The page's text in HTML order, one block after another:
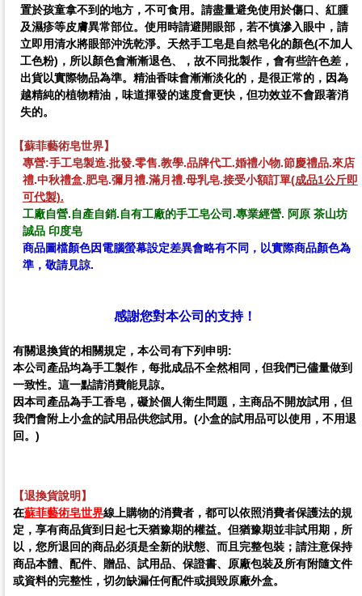
置於孩童拿不到的地方，不可食用。請盡量避免使用於傷口、紅腫
及濕疹等皮膚異常部位。使用時請避開眼部，若不慎滲入眼中，請
立即用清水將眼部沖洗乾淨。 天然手工皂是自然皂化的顏色(不加人
工色粉)，所以顏色會漸漸退色、
，故不同批製作，會有些許色差，
出貨以實際物品為準。精油香味會漸漸淡化的，是很正常的，因為
越精純的植物精油，味道揮發的速度會更快，但功效並不會跟著消
失的。
【蘇菲藝術皂世界】
專營:手工皂製造.批發.零售.教學.品牌代工.婚禮小物.節慶禮品.來店
禮.中秋禮盒.肥皂.彌月禮.滿月禮.母乳皂.接受小額訂單(成品1公斤即
可代製).
工廠自營.自產自銷.自有工廠的手工皂公司.專業經營. 阿原 茶山坊
誠品 印度皂
商品圖檔顏色因電腦螢幕設定差異會略有不同，以實際商品顏色為
準，敬請見諒.
感謝您對本公司的支持！
有關退換貨的相關規定，本公司有下列申明:
本公司產品均為手工製作，每批成品不全然相同，但我們已儘量做到
一致性。這一點請消費能見諒。
因本司產品為手工香皂，礙於個人衛生問題， 主商品不開放試用 ，但
我們會附上小盒的試用品供您試用。 (小盒的試用品可以使用，不用退
回。)
【退換貨說明】
在蘇菲藝術皂世界線上購物的消費者，都可以依照消費者保護法的規
定，享有商品貨到日起七天猶豫期的權益。但猶豫期並非試用期，所
以，您所退回的商品必須是全新的狀態、而且完整包裝；請注意保持
商品本體、配件、贈品、試用品、保證書、原廠包裝及所有附隨文件
或資料的完整性，切勿缺漏任何配件或損毀原廠外盒。